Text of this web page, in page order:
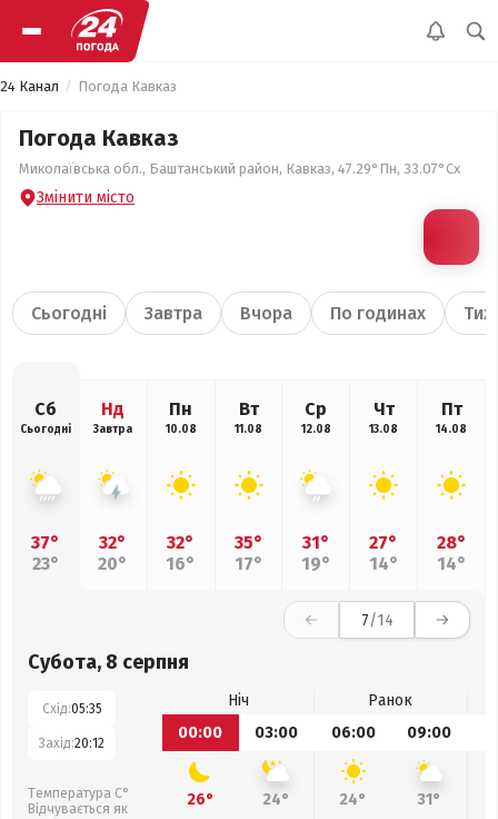
24 Канал Погода Кавказ
Погода Кавказ
Миколаївська обл., Баштанський район, Кавказ, 47.29°Пн, 33.07°Сх
Змінити місто
Сьогодні Завтра Вчора По годинах
Сб
Сьогодні
37°
23°
Нд
Завтра
32°
20°
Пн
10.08
32°
16°
Вт
11.08
35°
17°
Ср
12.08
31°
19°
Чт
13.08
27°
14°
Пт
14.08
28°
14°
7/14
Субота, 8 серпня
Схід:05:35
Захід:20:12
Температура С°
Відчувається як
Ніч
Ранок
00:00
03:00 06:00 09:00
26° 24° 24° 31°